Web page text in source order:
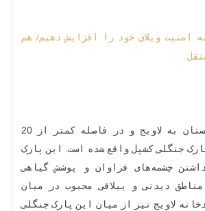
امنیت ویلای خود را افزایش دهیم/ هم
در مسیر جاده چمستان به لاویج و در فاصله کمتر از 20
جنگلی کشپل واقع شده است. این پارک
چشمه‌های فراوان و پوشش گیاهی
دیدنی و ییلاقی محبوب در میان
لاویج نیز از میان این پارک جنگلی